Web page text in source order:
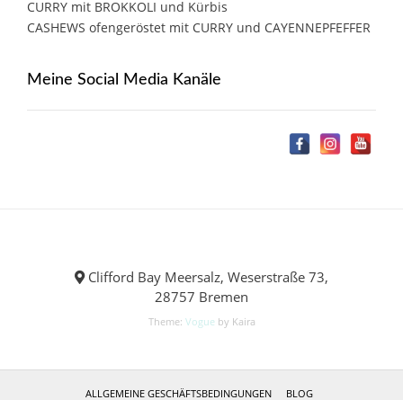
CURRY mit BROKKOLI und Kürbis
CASHEWS ofengeröstet mit CURRY und CAYENNEPFEFFER
Meine Social Media Kanäle
Clifford Bay Meersalz, Weserstraße 73,
28757 Bremen
Theme: Vogue by Kaira
ALLGEMEINE GESCHÄFTSBEDINGUNGEN BLOG